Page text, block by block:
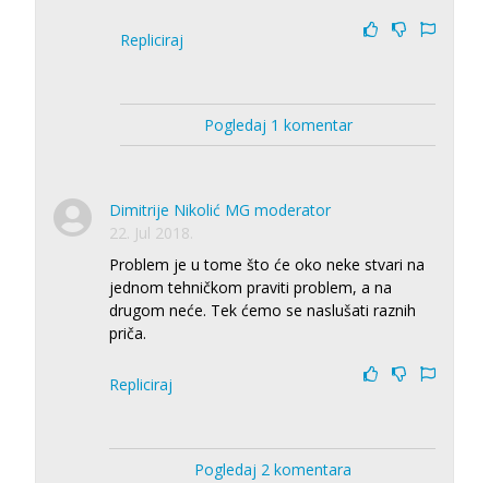
Repliciraj
Pogledaj 1 komentar
Dimitrije Nikolić MG moderator
22. Jul 2018.
Problem je u tome što će oko neke stvari na
jednom tehničkom praviti problem, a na
drugom neće. Tek ćemo se naslušati raznih
priča.
Repliciraj
Pogledaj 2 komentara